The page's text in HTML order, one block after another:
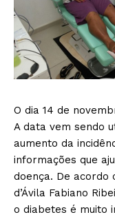
O dia 14 de
A data vem sendo
aumento da
informações que
doença. De acordo
d’Ávila Fabiano
o diabetes é muito